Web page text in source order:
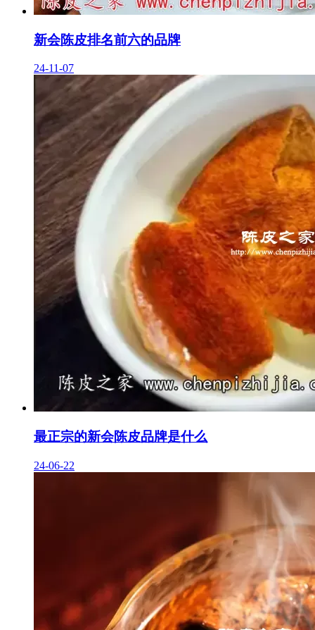
新会陈皮排名前六的品牌
24-11-07
最正宗的新会陈皮品牌是什么
24-06-22